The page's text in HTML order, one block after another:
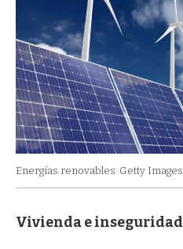
Energías renovables Getty Images
Vivienda e inseguridad